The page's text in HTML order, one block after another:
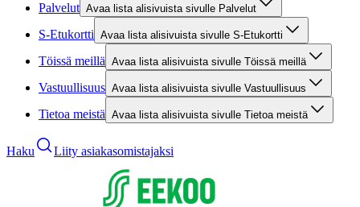
Palvelut Avaa lista alisivuista sivulle Palvelut
S-Etukortti Avaa lista alisivuista sivulle S-Etukortti
Töissä meillä Avaa lista alisivuista sivulle Töissä meillä
Vastuullisuus Avaa lista alisivuista sivulle Vastuullisuus
Tietoa meistä Avaa lista alisivuista sivulle Tietoa meistä
Haku Liity asiakasomistajaksi